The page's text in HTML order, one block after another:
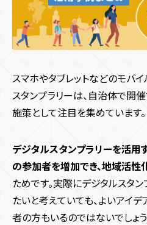
コスト削減・効率化 省人化
新規顧客獲得施策 既存顧客向け
ブランディング
SNSキャンペーン Webキャンペー
デジタルスタンプラリー ゲームプロ
夏キャンペーン 春キャンペーン
秋キャンペーン
コンテンツ種類
サイト種類
コーポレートサイト 採用サイト
メディアサイト ECサイト キャ
周年・CSRサイト
予約機能 会員・ログイン機能
すべての記事
デザイン・技術
デザイン UI・UX UI・UXデザイ
アニメーション
エンタメ業界 地方創生 観光
商業施設 飲食 メーカー
Webサイト Webサービス デ
iOS / Androidアプリ
テクノロジー
お役立
お問い合
サービス
スマホやタブレットなどのモバ
スタンプラリーは、自治体で開
施策として注目を集めています。
デジタルスタンプラリーを活用
の参加者を増加でき、地域活性
ためです。実際にデジタルスタ
たいと考えていても、よいアイ
者の方もいるのではないでしょう